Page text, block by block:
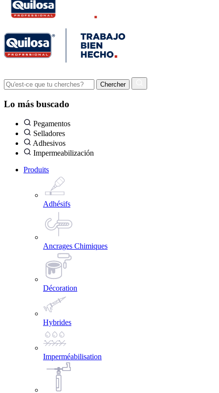
Lo más buscado
Pegamentos
Selladores
Adhesivos
Impermeabilización
Produits
Adhésifs
Ancrages Chimiques
Décoration
Hybrides
Imperméabilisation